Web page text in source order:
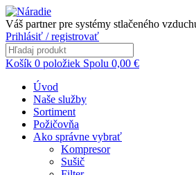
Váš partner pre systémy stlačeného
Prihlásiť / registrovať
Košík 0 položiek Spolu 0,00 €
Úvod
Naše služby
Sortiment
Požičovňa
Ako správne vybrať
Kompresor
Sušič